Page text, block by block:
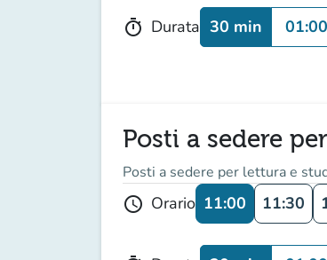
timer Durata 30 min 01:00
Posti a sedere
Posti a sedere per lettura e
schedule Orario 11:00 11:30